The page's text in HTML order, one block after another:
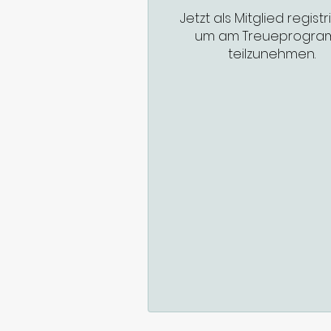
Jetzt als Mitglied
um am
teilzunehmen.